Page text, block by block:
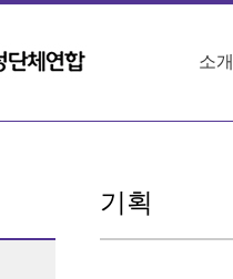
소개
기획